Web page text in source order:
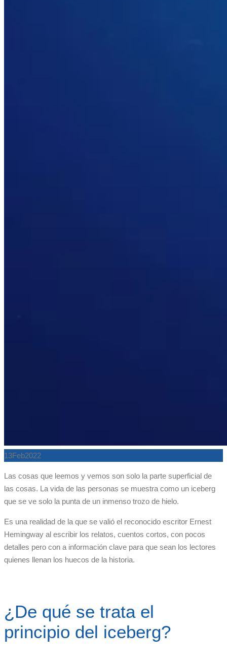
13Feb2022
Las cosas que leemos y vemos son solo la parte superficial de
las cosas. La vida de las personas se muestra como un iceberg
que se ve solo la punta de un inmenso trozo de hielo.
Es una realidad de la que se valió el reconocido escritor Ernest
Hemingway al escribir los relatos, cuentos cortos, con pocos
detalles pero con a información clave para que sean los lectores
quienes llenan los huecos de la historia.
¿De qué se trata el
principio del iceberg?